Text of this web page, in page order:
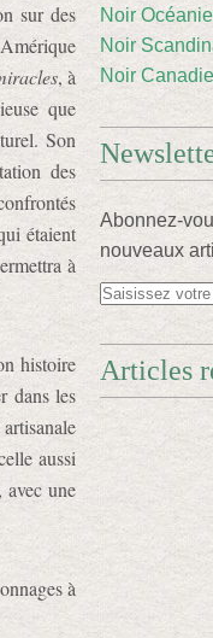
sur des
, à
que
Son
des
étaient
à
histoire
dans les
aussi
une
à
Noir
Noir
Noir
Abonnez-
nouveaux
Articles